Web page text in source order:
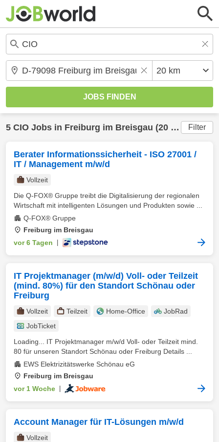
5 CIO Jobs in Freiburg im Breisgau (20 km) gefunden Filter
Berater Informationssicherheit - ISO 27001 /
IT / Management m/w/d
Vollzeit
Die Q-FOX® Gruppe treibt die Digitalisierung der regionalen
Wirtschaft mit intelligenten Lösungen und Produkten sowie ...
Q-FOX® Gruppe
Freiburg im Breisgau
vor 6 Tagen
IT Projektmanager (m/w/d) Voll- oder Teilzeit
(mind. 80%) für den Standort Schönau oder
Freiburg
Vollzeit Teilzeit Home-Office
JobRad
JobTicket
Loading... IT Projektmanager m/w/d Voll- oder Teilzeit mind.
80 für unseren Standort Schönau oder Freiburg Details ...
EWS Elektrizitätswerke Schönau eG
Freiburg im Breisgau
vor 1 Woche
Account Manager für IT-Lösungen m/w/d
Vollzeit